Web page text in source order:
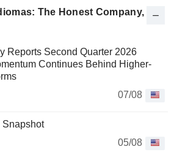
The Honest Company,
Reports Second Quarter 2026
Continues Behind Higher-
07/08
Snapshot
05/08